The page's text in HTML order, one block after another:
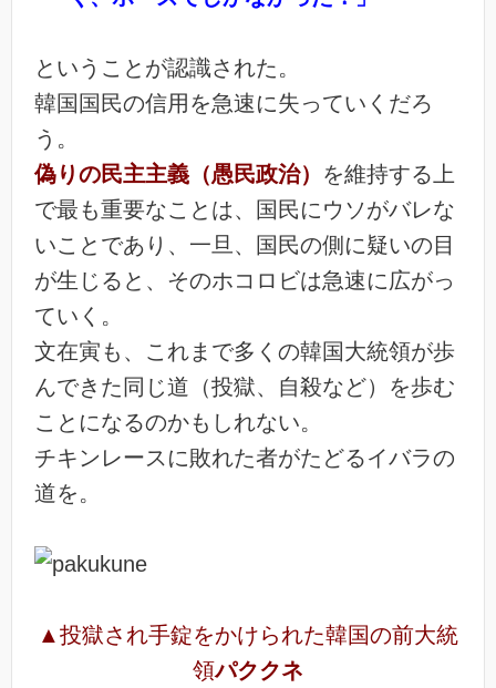
ということが認識された。
韓国国民の信用を急速に失っていくだろ
う。
偽りの民主主義（愚民政治） を維持する上
で最も重要なことは、国民にウソがバレな
いことであり、一旦、国民の側に疑いの目
が生じると、そのホコロビは急速に広がっ
ていく。
文在寅も、これまで多くの韓国大統領が歩
んできた同じ道（投獄、自殺など）を歩む
ことになるのかもしれない。
チキンレースに敗れた者がたどるイバラの
道を。
▲投獄され手錠をかけられた韓国の前大統
領パククネ